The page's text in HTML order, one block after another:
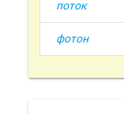
поток
фотон